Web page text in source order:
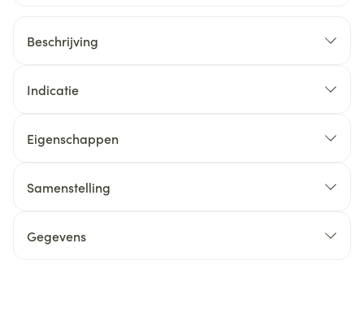
Beschrijving
Indicatie
Eigenschappen
Samenstelling
Gegevens